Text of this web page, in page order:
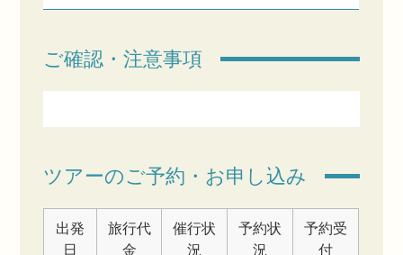
ご確認・注意事項
ツアーのご予約・お申し込み
出発
日
旅行代
金
催行状
況
予約状
況
予約受
付